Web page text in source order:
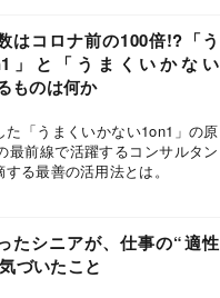
はコロナ前の100倍!?「う
」と「うまくいかない
ものは何か
た「うまくいかない1on1」の原
最前線で活躍するコンサルタン
る最善の活用法とは。
たシニアが、仕事の“適性
づいたこと